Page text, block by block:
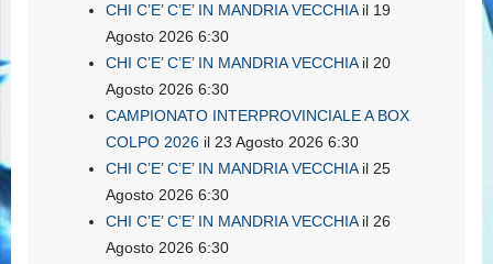
CHI C’E’ C’E’ IN MANDRIA VECCHIAil 19
Agosto 2026 6:30
CHI C’E’ C’E’ IN MANDRIA VECCHIAil 20
Agosto 2026 6:30
CAMPIONATO INTERPROVINCIALE A BOX
COLPO 2026 il 23 Agosto 2026 6:30
CHI C’E’ C’E’ IN MANDRIA VECCHIAil 25
Agosto 2026 6:30
CHI C’E’ C’E’ IN MANDRIA VECCHIAil 26
Agosto 2026 6:30